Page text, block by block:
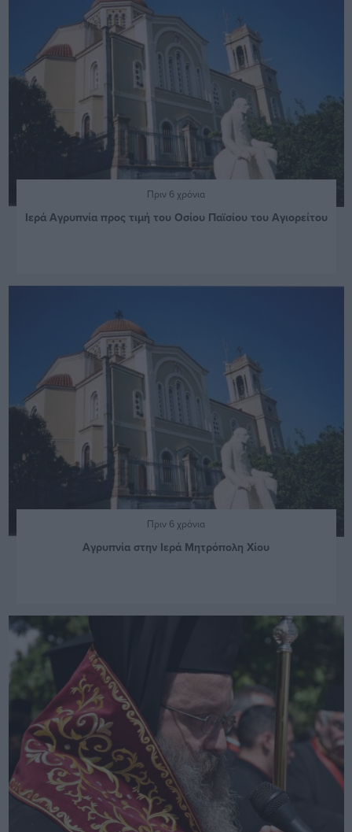
Πριν 6 χρόνια
Ιερά Αγρυπνία προς τιμή του Οσίου Παϊσίου του Αγιορείτου
Πριν 6 χρόνια
Αγρυπνία στην Ιερά Μητρόπολη Χίου